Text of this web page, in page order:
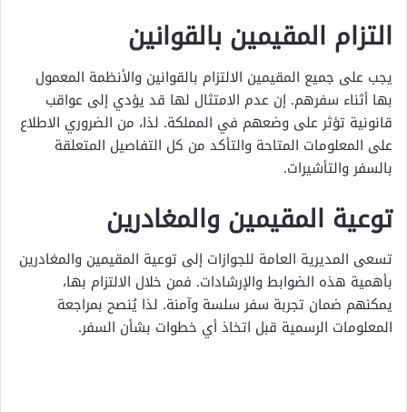
التزام المقيمين بالقوانين
يجب على جميع المقيمين الالتزام بالقوانين والأنظمة المعمول
بها أثناء سفرهم. إن عدم الامتثال لها قد يؤدي إلى عواقب
قانونية تؤثر على وضعهم في المملكة. لذا، من الضروري الاطلاع
على المعلومات المتاحة والتأكد من كل التفاصيل المتعلقة
بالسفر والتأشيرات.
توعية المقيمين والمغادرين
تسعى المديرية العامة للجوازات إلى توعية المقيمين والمغادرين
بأهمية هذه الضوابط والإرشادات. فمن خلال الالتزام بها،
يمكنهم ضمان تجربة سفر سلسة وآمنة. لذا يُنصح بمراجعة
المعلومات الرسمية قبل اتخاذ أي خطوات بشأن السفر.